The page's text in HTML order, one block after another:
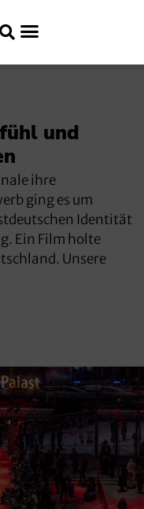
und
ihre
ging es um
Identität
Ein Film holte
Unsere